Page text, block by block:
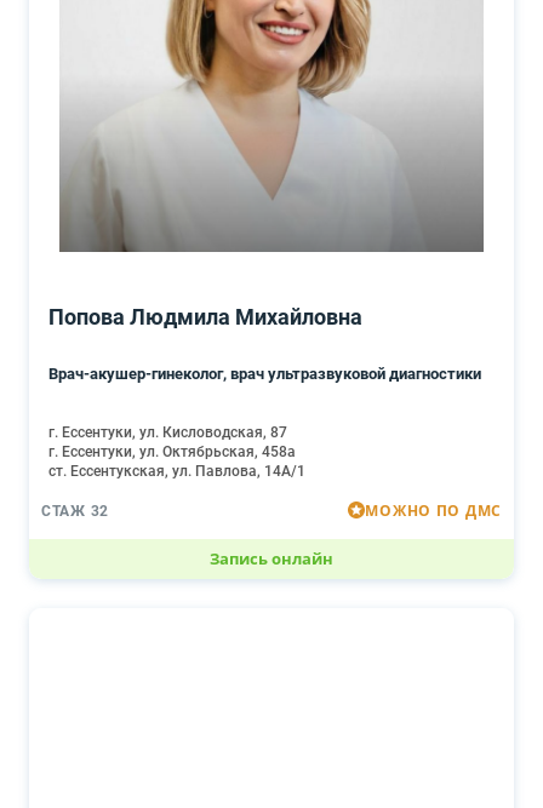
Попова Людмила Михайловна
Врач-акушер-гинеколог, врач ультразвуковой диагностики
г. Ессентуки, ул. Кисловодская, 87
г. Ессентуки, ул. Октябрьская, 458а
ст. Ессентукская, ул. Павлова, 14А/1
СТАЖ 32 МОЖНО ПО ДМС
Запись онлайн